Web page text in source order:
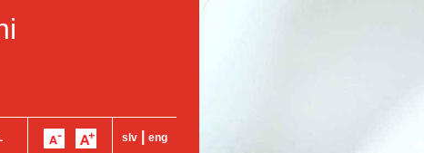
slv eng